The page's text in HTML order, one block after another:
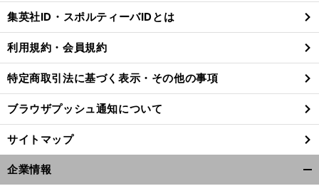
る
集英社ID・スポルティーバIDとは
利用規約・会員規約
特定商取引法に基づく表示・その他の事項
ブラウザプッシュ通知について
サイトマップ
企業情報